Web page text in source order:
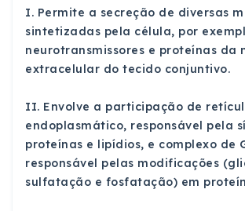
I. Permite a secreção de diversas
sintetizadas pela célula, por
neurotransmissores e proteínas da
extracelular do tecido conjuntivo.
II. Envolve a participação de
endoplasmático, responsável pela
proteínas e lipídios, e complexo de
responsável pelas modificações
sulfatação e fosfatação) em